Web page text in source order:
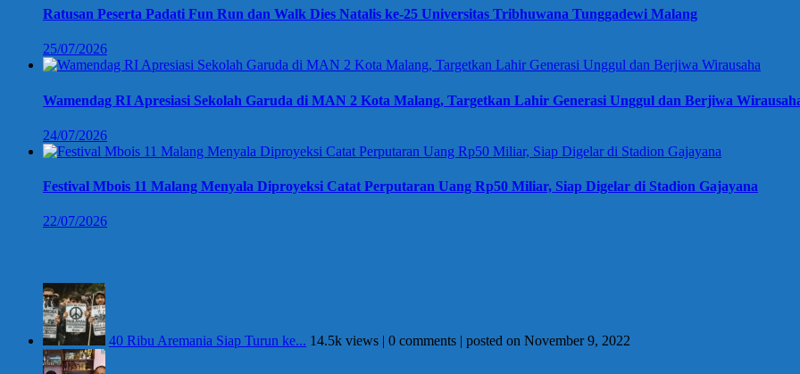
Ratusan Peserta Padati Fun Run dan Walk Dies Natalis ke-25 Universitas Tribhuwana Tunggadewi Malang
25/07/2026
Wamendag RI Apresiasi Sekolah Garuda di MAN 2 Kota Malang, Targetkan Lahir Generasi Unggul dan Berjiwa
24/07/2026
Festival Mbois 11 Malang Menyala Diproyeksi Catat Perputaran Uang Rp50 Miliar, Siap Digelar di Stadion Gajayana
22/07/2026
40 Ribu Aremania Siap Turun ke... 14.5k views | 0 comments | posted on November 9, 2022